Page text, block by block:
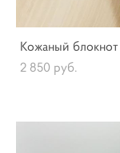
Кожаный
2 850 pуб.